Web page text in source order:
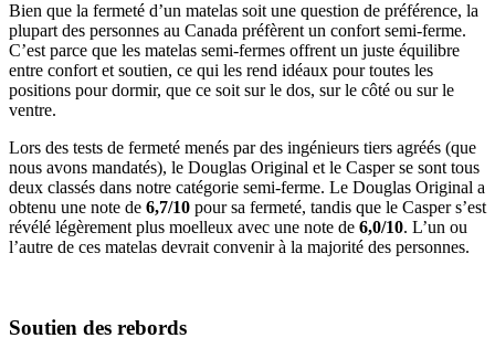
Bien que la fermeté d’un matelas soit une question de préférence, la
plupart des personnes au Canada préfèrent un confort semi-ferme.
C’est parce que les matelas semi-fermes offrent un juste équilibre
entre confort et soutien, ce qui les rend idéaux pour toutes les
positions pour dormir, que ce soit sur le dos, sur le côté ou sur le
ventre.
Lors des tests de fermeté menés par des ingénieurs tiers agréés (que
nous avons mandatés), le Douglas Original et le Casper se sont tous
deux classés dans notre catégorie semi-ferme. Le Douglas Original a
obtenu une note de 6,7/10 pour sa fermeté, tandis que le Casper s’est
révélé légèrement plus moelleux avec une note de 6,0/10. L’un ou
l’autre de ces matelas devrait convenir à la majorité des personnes.
Soutien des rebords